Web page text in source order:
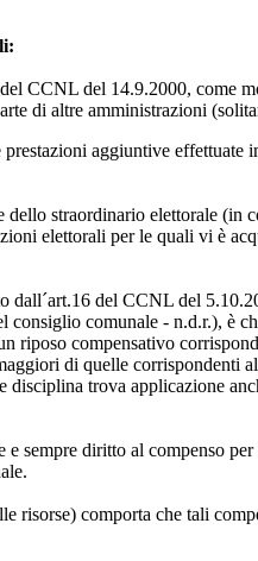
CCNL del 14.9.2000, come
di altre amministrazioni
aggiuntive effettuate
straordinario elettorale (in
elettorali per le quali vi è
dall´art.16 del CCNL del
comunale - n.d.r.), è
compensativo
di quelle corrispondenti
trova applicazione
sempre diritto al compenso
comporta che tali